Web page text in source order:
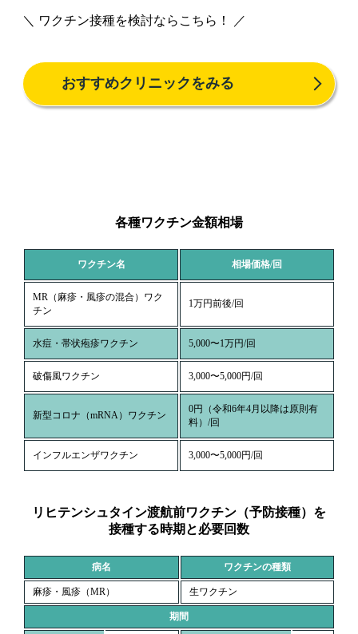
＼ ワクチン接種を検討ならこちら！ ／
おすすめクリニックをみる
各種ワクチン金額相場
ワクチン名 相場価格/回
MR（麻疹・風疹の混合）ワク
チン
1万円前後/回
水痘・帯状疱疹ワクチン 5,000〜1万円/回
破傷風ワクチン 3,000〜5,000円/回
新型コロナ（mRNA）ワクチン
0円（令和6年4月以降は原則有
料）/回
インフルエンザワクチン 3,000〜5,000円/回
リヒテンシュタイン渡航前ワクチン（予防接種）を
接種する時期と必要回数
病名 ワクチンの種類
麻疹・風疹（MR） 生ワクチン
期間